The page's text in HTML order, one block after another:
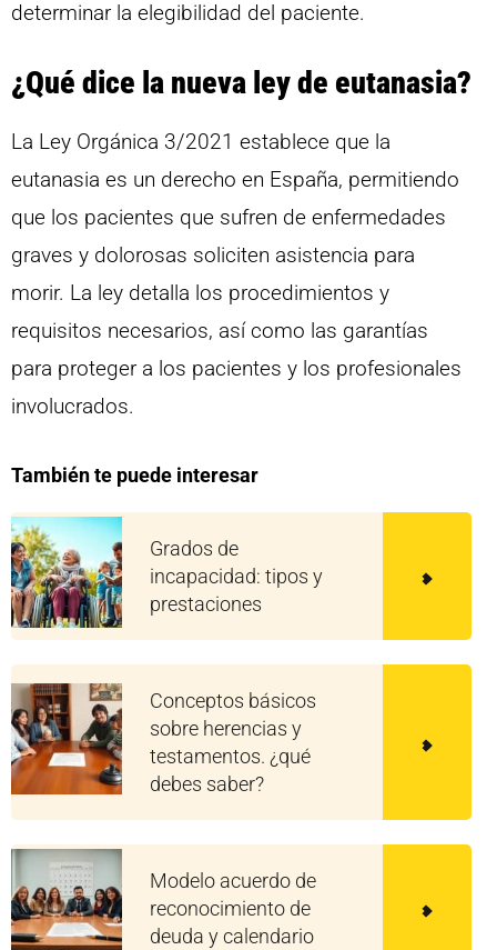
determinar la elegibilidad del paciente.
¿Qué dice la nueva ley de eutanasia?
La Ley Orgánica 3/2021 establece que la
eutanasia es un derecho en España, permitiendo
que los pacientes que sufren de enfermedades
graves y dolorosas soliciten asistencia para
morir. La ley detalla los procedimientos y
requisitos necesarios, así como las garantías
para proteger a los pacientes y los profesionales
involucrados.
También te puede interesar
Grados de
incapacidad: tipos y
prestaciones
Conceptos básicos
sobre herencias y
testamentos. ¿qué
debes saber?
Modelo acuerdo de
reconocimiento de
deuda y calendario